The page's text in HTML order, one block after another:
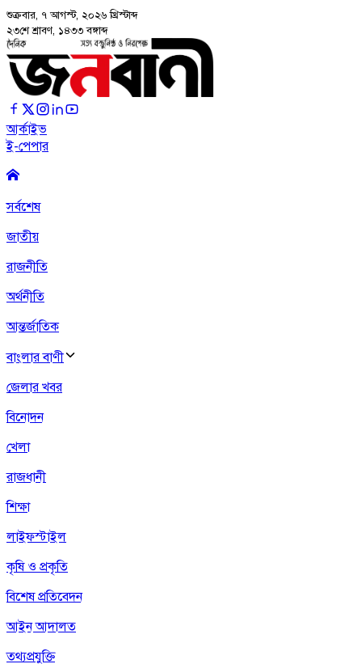
শুক্রবার, ৭ আগস্ট, ২০২৬ খ্রিস্টাব্দ
২৩শে শ্রাবণ, ১৪৩৩ বঙ্গাব্দ
আর্কাইভ
ই-পেপার
সর্বশেষ
জাতীয়
রাজনীতি
অর্থনীতি
আন্তর্জাতিক
বাংলার বাণী
জেলার খবর
বিনোদন
খেলা
রাজধানী
শিক্ষা
লাইফস্টাইল
কৃষি ও প্রকৃতি
বিশেষ প্রতিবেদন
আইন আদালত
তথ্যপ্রযুক্তি